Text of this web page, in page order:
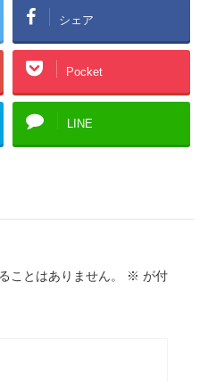
シェア
Pocket
LINE
ことはありません。 ※ が付